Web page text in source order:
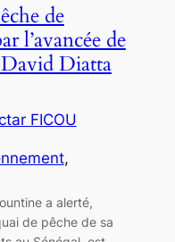
de
l’avancée de
Diatta
FICOU
a alerté,
de pêche de sa